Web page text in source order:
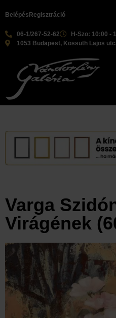
06-1/267-52-62
H-Szo: 10:00 -
1053 Budapest, Kossuth Lajos
Belépés Regisztráció
Varga
Virágének